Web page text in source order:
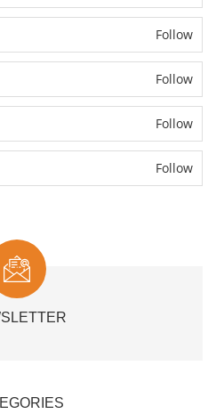
Follow
Follow
Follow
Follow